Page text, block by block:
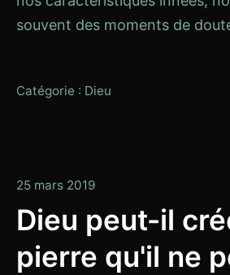
souvent des moments de
Catégorie : Dieu
25 mars 2019
2020
Dieu peut-il
pierre qu'il ne